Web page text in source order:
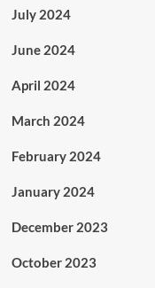
July 2024
June 2024
April 2024
March 2024
February 2024
January 2024
December 2023
October 2023